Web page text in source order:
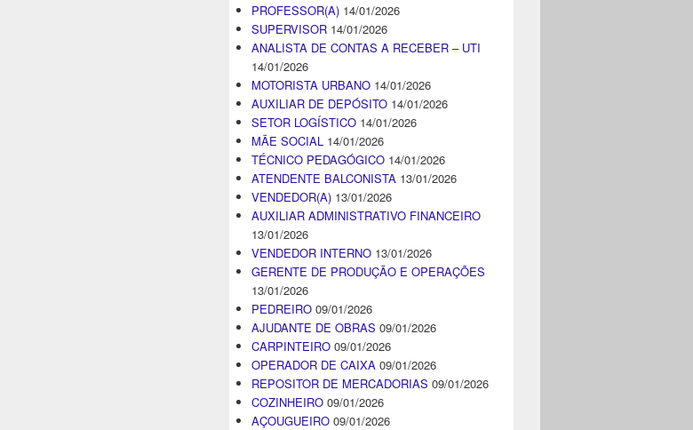
PROFESSOR(A) 14/01/2026
SUPERVISOR 14/01/2026
ANALISTA DE CONTAS A RECEBER – UTI
14/01/2026
MOTORISTA URBANO 14/01/2026
AUXILIAR DE DEPÓSITO 14/01/2026
SETOR LOGÍSTICO 14/01/2026
MÃE SOCIAL 14/01/2026
TÉCNICO PEDAGÓGICO 14/01/2026
ATENDENTE BALCONISTA 13/01/2026
VENDEDOR(A) 13/01/2026
AUXILIAR ADMINISTRATIVO FINANCEIRO
13/01/2026
VENDEDOR INTERNO 13/01/2026
GERENTE DE PRODUÇÃO E OPERAÇÕES
13/01/2026
PEDREIRO 09/01/2026
AJUDANTE DE OBRAS 09/01/2026
CARPINTEIRO 09/01/2026
OPERADOR DE CAIXA 09/01/2026
REPOSITOR DE MERCADORIAS 09/01/2026
COZINHEIRO 09/01/2026
AÇOUGUEIRO 09/01/2026